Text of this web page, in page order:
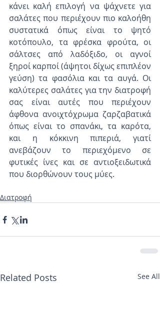
κάνει καλή επιλογή να ψάχνετε για
σαλάτες που περιέχουν πιο καλοήθη
συστατικά όπως είναι το ψητό
κοτόπουλο, τα φρέσκα φρούτα, οι
σάλτσες από λαδόξιδο, οι αγνοί
ξηροί καρποί (άψητοι δίχως επιπλέον
γεύση) τα φασόλια και τα αυγά. Οι
καλύτερες σαλάτες για την διατροφή
σας είναι αυτές που περιέχουν
άφθονα ανοιχτόχρωμα ζαρζαβατικά
όπως είναι το σπανάκι, τα καρότα,
και η κόκκινη πιπεριά, γιατί
ανεβάζουν το περιεχόμενο σε
φυτικές ίνες και σε αντιοξειδωτικά
που διορθώνουν τους μύες.
Διατροφή
Related Posts See All